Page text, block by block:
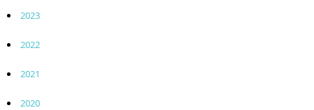
2023
2022
2021
2020